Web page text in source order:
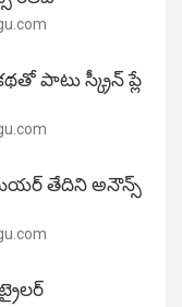
పాటు స్క్రీన్ ప్లే
తేదిని అనౌన్స్
ట్రైలర్